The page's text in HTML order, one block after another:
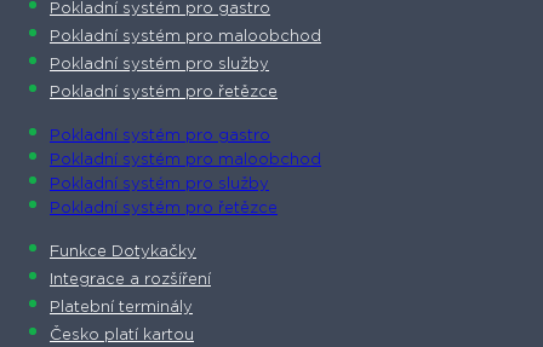
Pokladní systém pro gastro
Pokladní systém pro maloobchod
Pokladní systém pro služby
Pokladní systém pro řetězce
Pokladní systém pro gastro
Pokladní systém pro maloobchod
Pokladní systém pro služby
Pokladní systém pro řetězce
Funkce Dotykačky
Integrace a rozšíření
Platební terminály
Česko platí kartou